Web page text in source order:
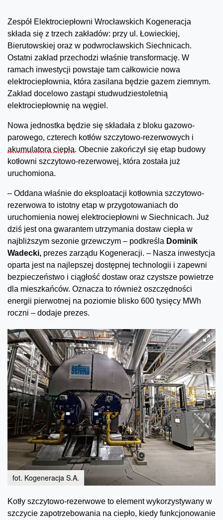
Zespół Elektrociepłowni Wrocławskich Kogeneracja
składa się z trzech zakładów: przy ul. Łowieckiej,
Bierutowskiej oraz w podwrocławskich Siechnicach.
Ostatni zakład przechodzi właśnie transformację. W
ramach inwestycji powstaje tam całkowicie nowa
elektrociepłownia, która zasilana będzie gazem ziemnym.
Zakład docelowo zastąpi studwudziestoletnią
elektrociepłownię na węgiel.
Nowa jednostka będzie się składała z bloku gazowo-
parowego, czterech kotłów szczytowo-rezerwowych i
akumulatora ciepła. Obecnie zakończył się etap budowy
kotłowni szczytowo-rezerwowej, która została już
uruchomiona.
– Oddana właśnie do eksploatacji kotłownia szczytowo-
rezerwowa to istotny etap w przygotowaniach do
uruchomienia nowej elektrociepłowni w Siechnicach. Już
dziś jest ona gwarantem utrzymania dostaw ciepła w
najbliższym sezonie grzewczym – podkreśla Dominik
Wadecki, prezes zarządu Kogeneracji. – Nasza inwestycja
oparta jest na najlepszej dostępnej technologii i zapewni
bezpieczeństwo i ciągłość dostaw oraz czystsze powietrze
dla mieszkańców. Oznacza to również oszczędności
energii pierwotnej na poziomie blisko 600 tysięcy MWh
roczni – dodaje prezes.
fot. Kogeneracja S.A.
Kotły szczytowo-rezerwowe to element wykorzystywany w
szczycie zapotrzebowania na ciepło, kiedy funkcjonowanie